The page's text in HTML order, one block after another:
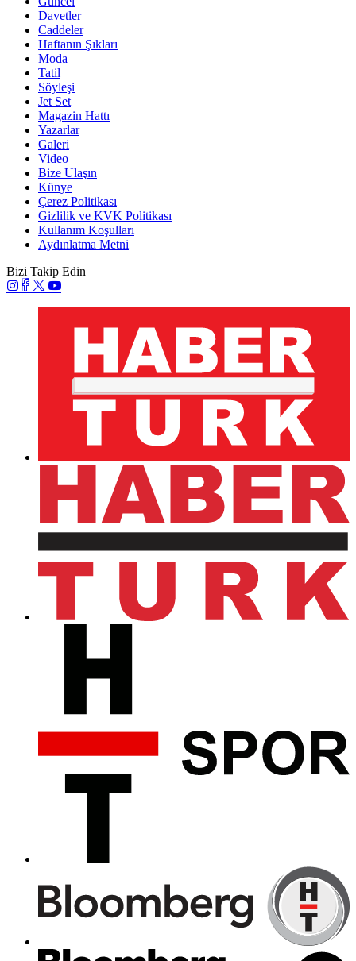
Davetler
Caddeler
Haftanın Şıkları
Moda
Tatil
Söyleşi
Jet Set
Magazin Hattı
Yazarlar
Galeri
Video
Bize Ulaşın
Künye
Çerez Politikası
Gizlilik ve KVK Politikası
Kullanım Koşulları
Aydınlatma Metni
Bizi Takip Edin